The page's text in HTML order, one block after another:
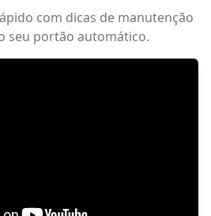
com dicas de manutenção
seu portão automático.